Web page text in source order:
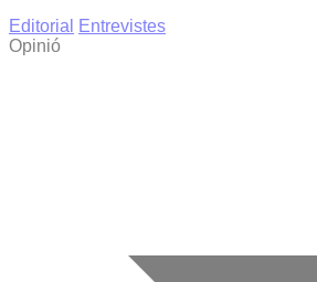
Editorial
Entrevistes
Opinió